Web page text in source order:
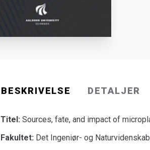
BESKRIVELSE DETALJER
Titel: Sources, fate, and impact of
Fakultet: Det Ingeniør- og